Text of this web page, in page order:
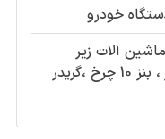
ماشین آلات زیر
قیمت (ارتش) شامل : لودر ، بنز 10 چرخ ،گریدر